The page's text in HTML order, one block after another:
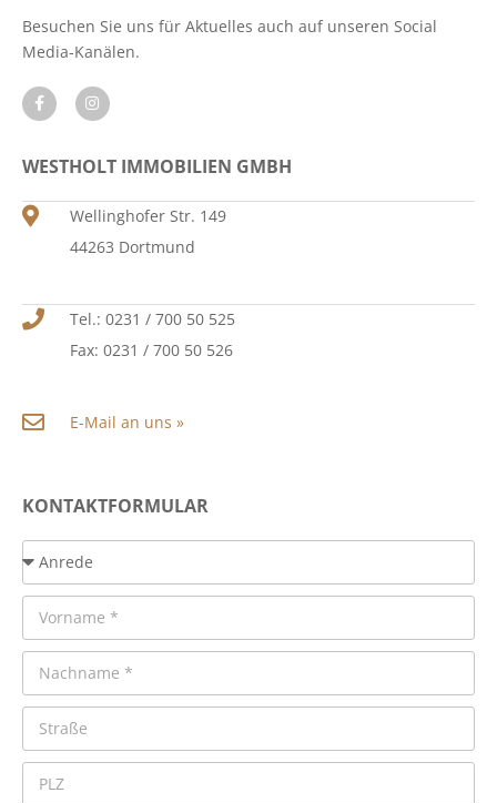
Besuchen Sie uns für Aktuelles auch auf unseren Social
Media-Kanälen.
WESTHOLT IMMOBILIEN GMBH
Wellinghofer Str. 149
44263 Dortmund
Tel.: 0231 / 700 50 525
Fax: 0231 / 700 50 526
E-Mail an uns »
KONTAKTFORMULAR